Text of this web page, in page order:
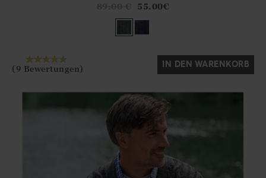
?? ""
Ja Nein
55.00€
(9 Bewertungen) IN DEN WARENKORB